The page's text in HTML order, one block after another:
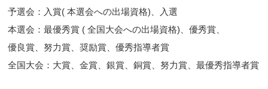
予選会：入賞( 本選会への出場資格)、入選
本選会：最優秀賞 ( 全国大会への出場資格)、優秀賞、
優良賞、努力賞、奨励賞、優秀指導者賞
全国大会：大賞、金賞、銀賞、銅賞、努力賞、最優秀指導者賞